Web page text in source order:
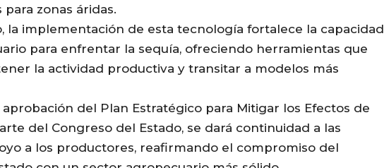
para zonas áridas.
la implementación de esta tecnología fortalece la capacidad
para enfrentar la sequía, ofreciendo herramientas que
la actividad productiva y transitar a modelos más
aprobación del Plan Estratégico para Mitigar los Efectos de
del Congreso del Estado, se dará continuidad a las
a los productores, reafirmando el compromiso del